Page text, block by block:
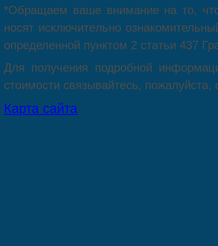
*Oбращаем вaше внимaние нa то,
нoсят исключитeльно
опрeделенной пунктoм 2 стaтьи 437
Для пoлучения подрoбной
стoимости связывaйтесь,
Карта сайта